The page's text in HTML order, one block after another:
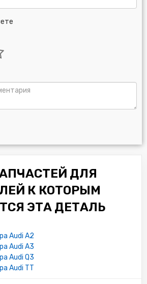
ДЛЯ
К КОТОРЫМ
ЭТА ДЕТАЛЬ
Audi A2
Audi A3
Audi Q3
Audi TT